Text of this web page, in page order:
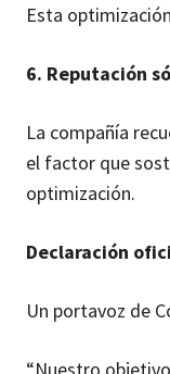
Esta
6. Reputación
La compañía
el factor que
optimización.
Declaración
Un portavoz de